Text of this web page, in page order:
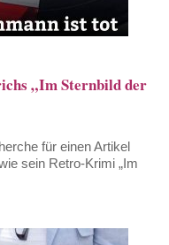
„Im Sternbild der
für einen Artikel
sein Retro-Krimi „Im